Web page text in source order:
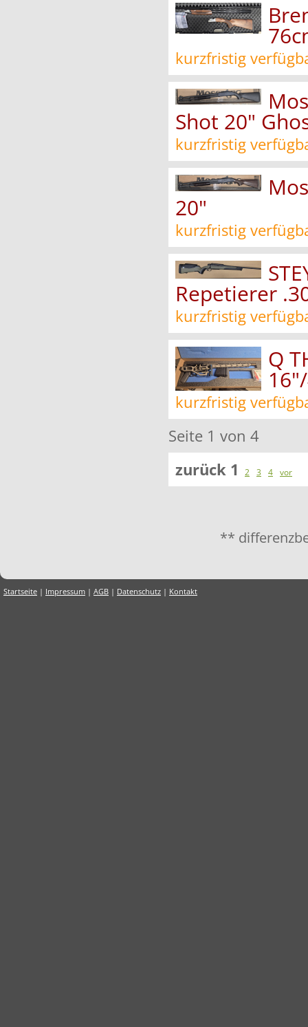
kurzfristig
Shot 20"
kurzfristig
20"
kurzfristig
Repetierer
kurzfristig
Q
kurzfristig
Seite 1 von 4
zurück 1 2 3 4 vor
**
Startseite | Impressum | AGB | Datenschutz | Kontakt